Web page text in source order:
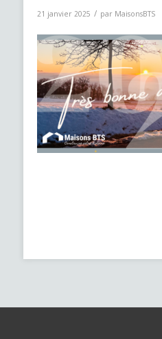
21 janvier 2025 / par MaisonsBTS